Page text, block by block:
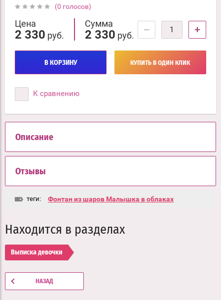
(0 голосов)
Цена
2 330 руб.
Сумма
2 330 руб.
− +
В КОРЗИНУ КУПИТЬ В ОДИН КЛИК
К сравнению
Описание
Отзывы
теги: Фонтан из шаров Малышка в облаках
Находится в разделах
Выписка девочки
НАЗАД